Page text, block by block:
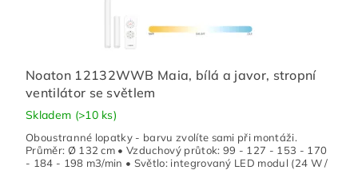
Noaton 12132WWB Maia, bílá a javor, stropní
ventilátor se světlem
Skladem (>10 ks)
Oboustranné lopatky - barvu zvolíte sami při montáži.
Průměr: Ø 132 cm • Vzduchový průtok: 99 - 127 - 153 - 170
- 184 - 198 m3/min • Světlo: integrovaný LED modul (24 W /